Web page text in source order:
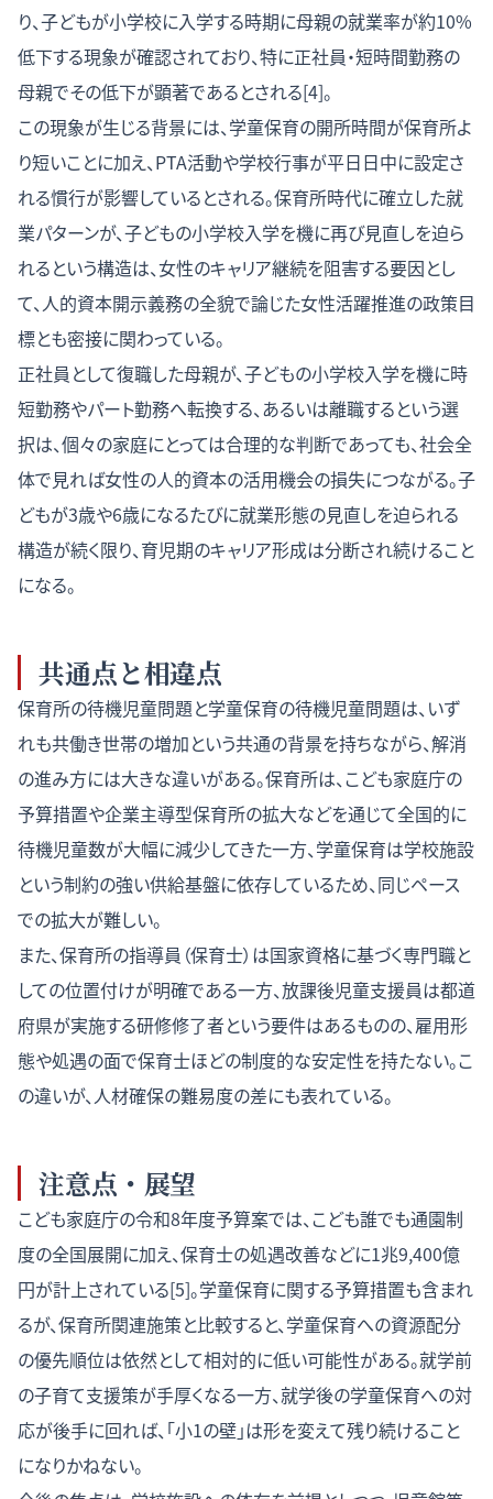
り、子どもが小学校に入学する時期に母親の就業率が約10%
低下する現象が確認されており、特に正社員・短時間勤務の
母親でその低下が顕著であるとされる[4]。
この現象が生じる背景には、学童保育の開所時間が保育所よ
り短いことに加え、PTA活動や学校行事が平日日中に設定さ
れる慣行が影響しているとされる。保育所時代に確立した就
業パターンが、子どもの小学校入学を機に再び見直しを迫ら
れるという構造は、女性のキャリア継続を阻害する要因とし
て、人的資本開示義務の全貌で論じた女性活躍推進の政策目
標とも密接に関わっている。
正社員として復職した母親が、子どもの小学校入学を機に時
短勤務やパート勤務へ転換する、あるいは離職するという選
択は、個々の家庭にとっては合理的な判断であっても、社会全
体で見れば女性の人的資本の活用機会の損失につながる。子
どもが3歳や6歳になるたびに就業形態の見直しを迫られる
構造が続く限り、育児期のキャリア形成は分断され続けること
になる。
共通点と相違点
保育所の待機児童問題と学童保育の待機児童問題は、いず
れも共働き世帯の増加という共通の背景を持ちながら、解消
の進み方には大きな違いがある。保育所は、こども家庭庁の
予算措置や企業主導型保育所の拡大などを通じて全国的に
待機児童数が大幅に減少してきた一方、学童保育は学校施設
という制約の強い供給基盤に依存しているため、同じペース
での拡大が難しい。
また、保育所の指導員（保育士）は国家資格に基づく専門職と
しての位置付けが明確である一方、放課後児童支援員は都道
府県が実施する研修修了者という要件はあるものの、雇用形
態や処遇の面で保育士ほどの制度的な安定性を持たない。こ
の違いが、人材確保の難易度の差にも表れている。
注意点・展望
こども家庭庁の令和8年度予算案では、こども誰でも通園制
度の全国展開に加え、保育士の処遇改善などに1兆9,400億
円が計上されている[5]。学童保育に関する予算措置も含まれ
るが、保育所関連施策と比較すると、学童保育への資源配分
の優先順位は依然として相対的に低い可能性がある。就学前
の子育て支援策が手厚くなる一方、就学後の学童保育への対
応が後手に回れば、「小1の壁」は形を変えて残り続けること
になりかねない。